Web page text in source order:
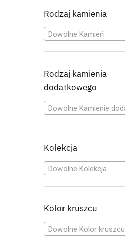
Rodzaj kamienia
Dowolne Kamień
Rodzaj kamienia
dodatkowego
Kolekcja
Dowolne Kolekcja
Kolor kruszcu
Dowolne Kolor kruszcu